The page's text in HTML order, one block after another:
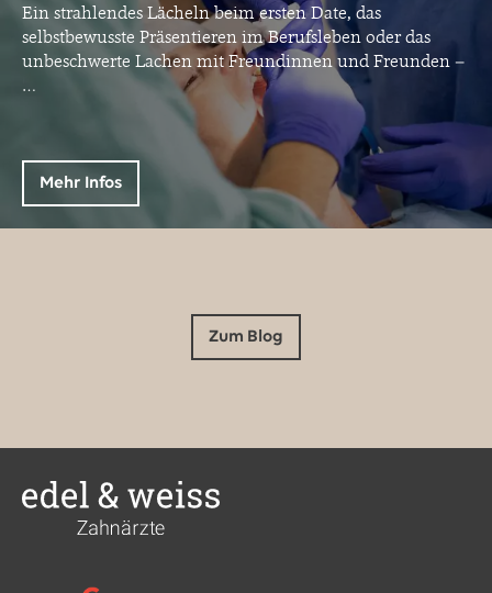
Ein strahlendes Lächeln beim ersten Date, das
selbstbewusste Präsentieren im Berufsleben oder das
unbeschwerte Lachen mit Freundinnen und Freunden –
…
Mehr Infos
Zum Blog